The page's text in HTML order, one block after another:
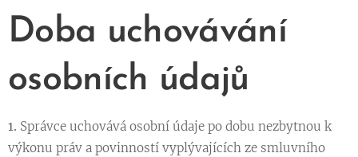
Doba uchovávání
osobních údajů
1. Správce uchovává osobní údaje po dobu nezbytnou k
výkonu práv a povinností vyplývajících ze smluvního